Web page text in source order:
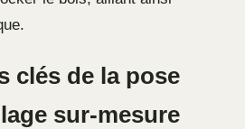
clés de la pose
sur-mesure